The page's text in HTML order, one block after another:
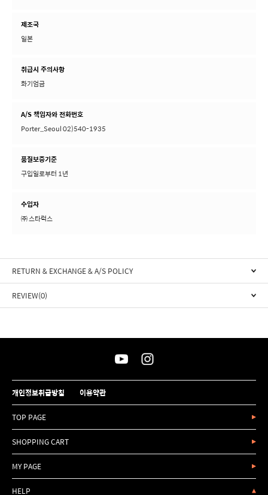
제조국
일본
취급시 주의사항
화기엄금
A/S 책임자와 전화번호
Porter_Seoul 02)540-1935
품질보증기준
구입일로부터 1년
수입자
㈜ 스타럭스
RETURN & EXCHANGE & A/S POLICY
REVIEW(0)
개인정보취급방침 이용약관
TOP PAGE
SHOPPING CART
MY PAGE
HELP